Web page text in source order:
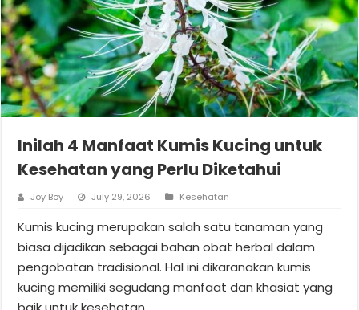
Inilah 4 Manfaat Kumis Kucing untuk
Kesehatan yang Perlu Diketahui
Joy Boy July 29, 2026 Kesehatan
Kumis kucing merupakan salah satu tanaman yang
biasa dijadikan sebagai bahan obat herbal dalam
pengobatan tradisional. Hal ini dikaranakan kumis
kucing memiliki segudang manfaat dan khasiat yang